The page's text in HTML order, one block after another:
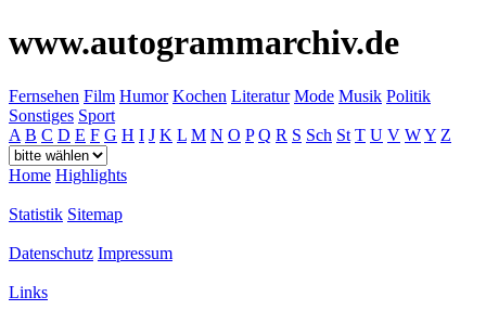
www.autogrammarchiv.de
Fernsehen Film Humor Kochen Literatur Mode Musik Politik
Sonstiges Sport
A B C D E F G H I J K L M N O P Q R S Sch St T U V WY Z
Home Highlights
Statistik Sitemap
Datenschutz Impressum
Links